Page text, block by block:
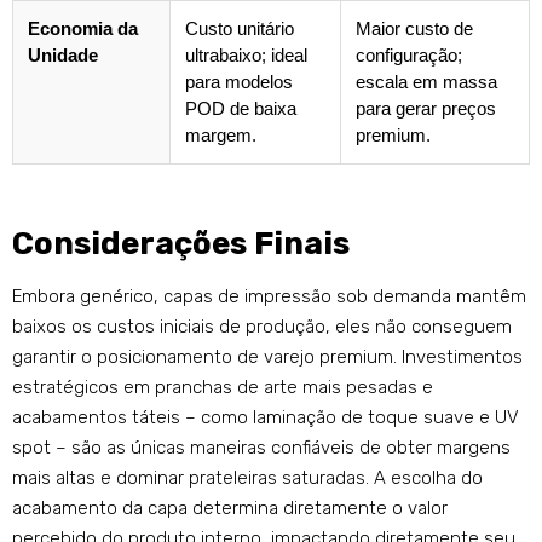
Economia da
Unidade
Custo unitário
ultrabaixo; ideal
para modelos
POD de baixa
margem.
Maior custo de
configuração;
escala em massa
para gerar preços
premium.
Considerações Finais
Embora genérico, capas de impressão sob demanda mantêm
baixos os custos iniciais de produção, eles não conseguem
garantir o posicionamento de varejo premium. Investimentos
estratégicos em pranchas de arte mais pesadas e
acabamentos táteis – como laminação de toque suave e UV
spot – são as únicas maneiras confiáveis ​​de obter margens
mais altas e dominar prateleiras saturadas. A escolha do
acabamento da capa determina diretamente o valor